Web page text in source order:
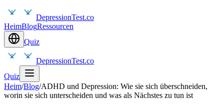
DepressionTest.co
HeimBlogRessourcen
Quiz
DepressionTest.co
Quiz
Heim/Blog/ADHD und Depression: Wie sie sich überschneiden,
worin sie sich unterscheiden und was als Nächstes zu tun ist